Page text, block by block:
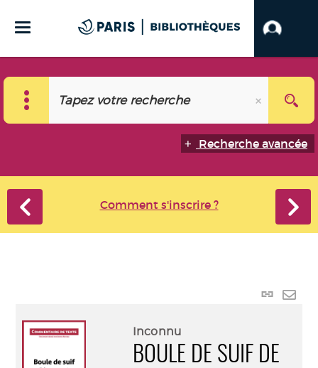
Recherche avancée
Comment s'inscrire ?
Lien
Inconnu
BOULE DE SUIF DE